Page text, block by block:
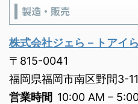
製造・販売
株式会社ジェら－トアイ
〒815-0041
福岡県福岡市南区野間3-
営業時間 10:00 AM –